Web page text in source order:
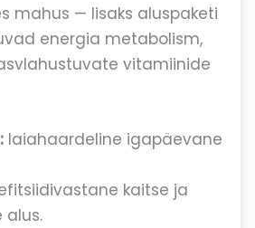
mahus — lisaks aluspaketi
energia metabolism,
vitamiinide
laiahaardeline igapäevane
kaitse ja
alus.